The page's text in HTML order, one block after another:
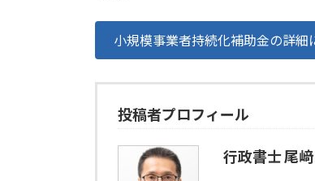
小規模事業者持続化補助金の詳細
投稿者プロフィール
行政書士 尾﨑